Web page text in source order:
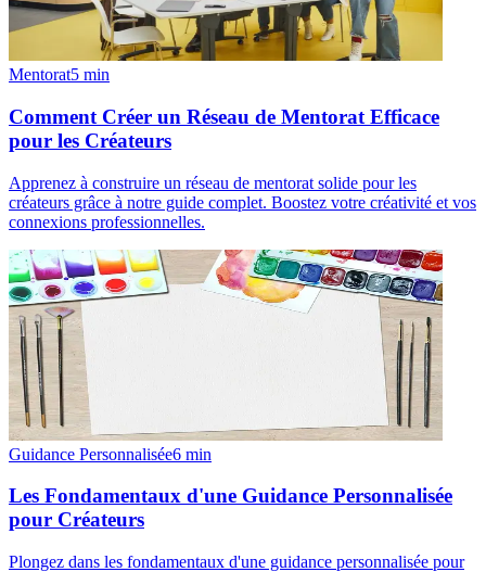
Mentorat5 min
Comment Créer un Réseau de Mentorat Efficace
pour les Créateurs
Apprenez à construire un réseau de mentorat solide pour les
créateurs grâce à notre guide complet. Boostez votre créativité et vos
connexions professionnelles.
Guidance Personnalisée6 min
Les Fondamentaux d'une Guidance Personnalisée
pour Créateurs
Plongez dans les fondamentaux d'une guidance personnalisée pour